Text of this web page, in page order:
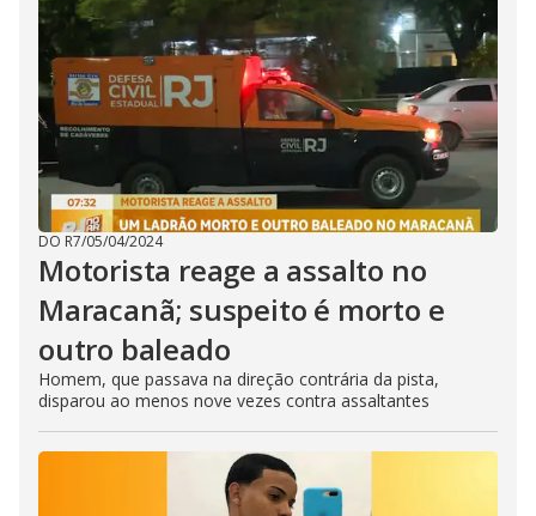
DO R7/05/04/2024
Motorista reage a assalto no
Maracanã; suspeito é morto e
outro baleado
Homem, que passava na direção contrária da pista,
disparou ao menos nove vezes contra assaltantes